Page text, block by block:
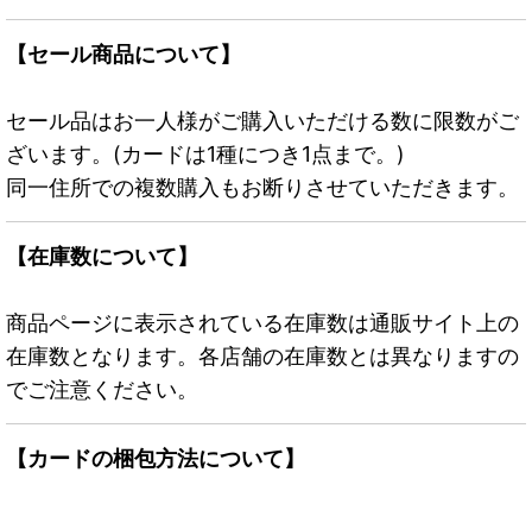
【セール商品について】
セール品はお一人様がご購入いただける数に限数がご
ざいます。(カードは1種につき1点まで。)
同一住所での複数購入もお断りさせていただきます。
【在庫数について】
商品ページに表示されている在庫数は通販サイト上の
在庫数となります。各店舗の在庫数とは異なりますの
でご注意ください。
【カードの梱包方法について】